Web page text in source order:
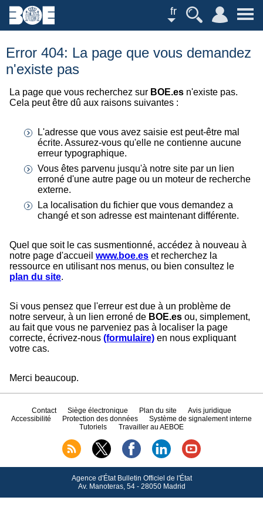
fr
Error 404: La page que vous demandez
n'existe pas
La page que vous recherchez sur BOE.es n'existe pas.
Cela peut être dû aux raisons suivantes :
L'adresse que vous avez saisie est peut-être mal
écrite. Assurez-vous qu'elle ne contienne aucune
erreur typographique.
Vous êtes parvenu jusqu'à notre site par un lien
erroné d'une autre page ou un moteur de recherche
externe.
La localisation du fichier que vous demandez a
changé et son adresse est maintenant différente.
Quel que soit le cas susmentionné, accédez à nouveau à
notre page d'accueil www.boe.es et recherchez la
ressource en utilisant nos menus, ou bien consultez le
plan du site.
Si vous pensez que l'erreur est due à un problème de
notre serveur, à un lien erroné de BOE.es ou, simplement,
au fait que vous ne parveniez pas à localiser la page
correcte, écrivez-nous (formulaire) en nous expliquant
votre cas.
Merci beaucoup.
Contact Siège électronique Plan du site
Avis juridique
Accessibilité
Protection des données
Système de signalement interne
Tutoriels
Travailler au AEBOE
Agence d'État Bulletin Officiel de l'État
Av.Manoteras, 54 - 28050 Madrid